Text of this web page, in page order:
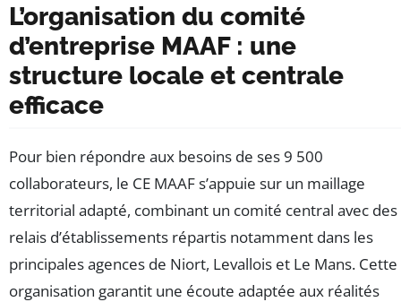
L’organisation du comité
d’entreprise MAAF : une
structure locale et centrale
efficace
Pour bien répondre aux besoins de ses 9 500
collaborateurs, le CE MAAF s’appuie sur un maillage
territorial adapté, combinant un comité central avec des
relais d’établissements répartis notamment dans les
principales agences de Niort, Levallois et Le Mans. Cette
organisation garantit une écoute adaptée aux réalités